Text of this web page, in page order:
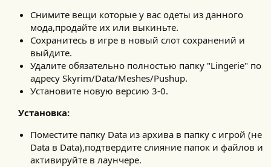
Снимите вещи которые у вас одеты из данного
мода,продайте их или выкиньте.
Сохранитесь в игре в новый слот сохранений и
выйдите.
Удалите обязательно полностью папку "Lingerie" по
адресу Skyrim/Data/Meshes/Pushup.
Установите новую версию 3-0.
Установка:
Поместите папку Data из архива в папку с игрой (не
Data в Data),подтвердите слияние папок и файлов и
активируйте в лаунчере.